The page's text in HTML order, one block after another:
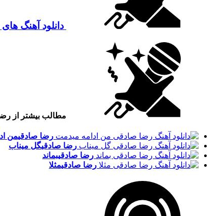
دانلود آهنگ
مطالب بیشتر از
رضا صادقیمن
رضا صادقیگل میناب
رضا صادقیبماند
رضا صادقیمثلا